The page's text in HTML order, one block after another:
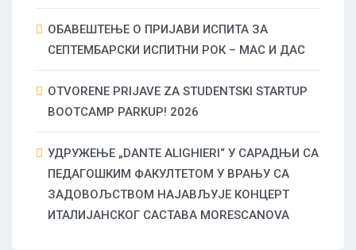
ОБАВЕШТЕЊЕ О ПРИЈАВИ ИСПИТА ЗА
СЕПТЕМБАРСКИ ИСПИТНИ РОК – МАС И ДАС
OTVORENE PRIJAVE ZA STUDENTSKI STARTUP
BOOTCAMP PARKUP! 2026
УДРУЖЕЊЕ „DANTE ALIGHIERI“ У САРАДЊИ СА
ПЕДАГОШКИМ ФАКУЛТЕТОМ У ВРАЊУ СА
ЗАДОВОЉСТВОМ НАЈАВЉУЈЕ КОНЦЕРТ
ИТАЛИЈАНСКОГ САСТАВА MORESCANOVA